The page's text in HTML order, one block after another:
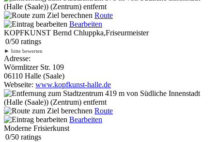
(Halle (Saale)) (Zentrum) entfernt
Route
Bearbeiten
KOPFKUNST Bernd Chluppka,Friseurmeister
0/50 ratings
► bitte bewerten
Adresse:
Wörmlitzer Str. 109
06110 Halle (Saale)
Webseite: www.kopfkunst-halle.de
419 m von Südliche Innenstadt
(Halle (Saale)) (Zentrum) entfernt
Route
Bearbeiten
Moderne Frisierkunst
0/50 ratings